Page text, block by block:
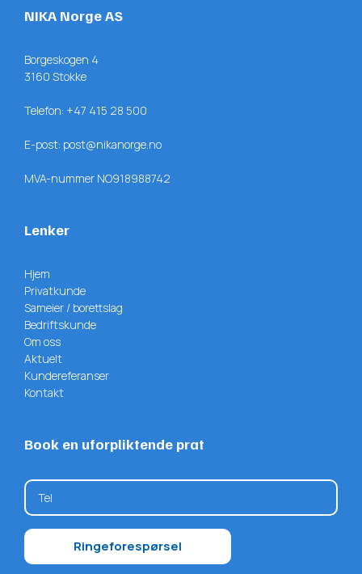
NIKA Norge AS
Borgeskogen 4
3160 Stokke
Telefon: +47 415 28 500
E-post: post@nikanorge.no
MVA-nummer NO918988742
Lenker
Hjem
Privatkunde
Sameier / borettslag
Bedriftskunde
Om oss
Aktuelt
Kundereferanser
Kontakt
Book en uforpliktende prat